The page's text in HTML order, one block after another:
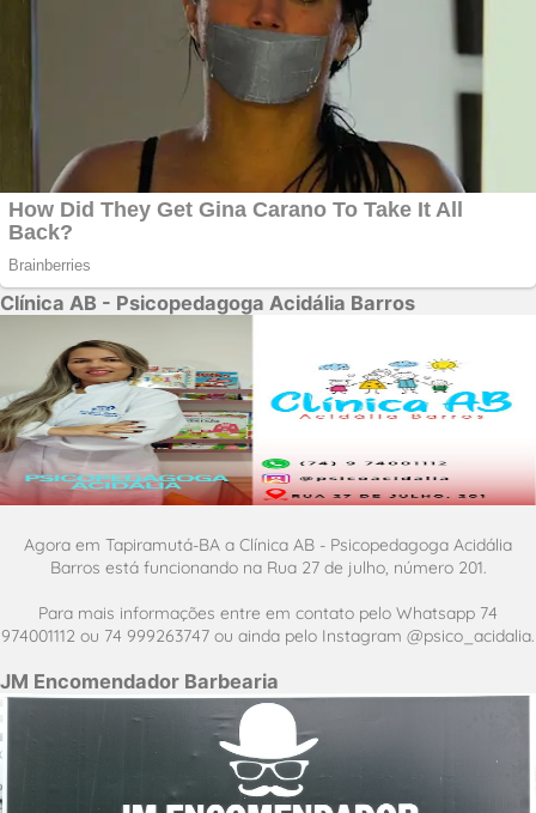
Clínica AB - Psicopedagoga Acidália Barros
Agora em Tapiramutá-BA a Clínica AB - Psicopedagoga Acidália
Barros está funcionando na Rua 27 de julho, número 201.
Para mais informações entre em contato pelo Whatsapp 74
974001112 ou 74 999263747 ou ainda pelo Instagram @psico_acidalia.
JM Encomendador Barbearia